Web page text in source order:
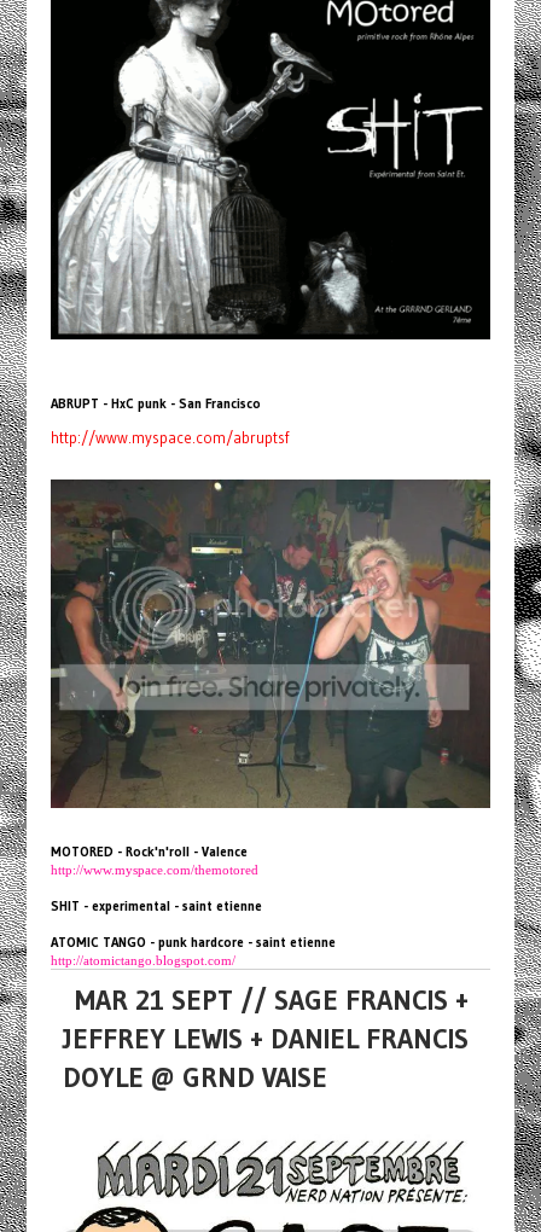
ABRUPT - HxC punk - San Francisco
http://www.myspace.com/abruptsf
MOTORED - Rock'n'roll - Valence
http://www.myspace.com/themotored
SHIT - experimental - saint etienne
ATOMIC TANGO - punk hardcore - saint etienne
http://atomictango.blogspot.com/
MAR 21 SEPT // SAGE FRANCIS +
JEFFREY LEWIS + DANIEL FRANCIS
DOYLE @ GRND VAISE